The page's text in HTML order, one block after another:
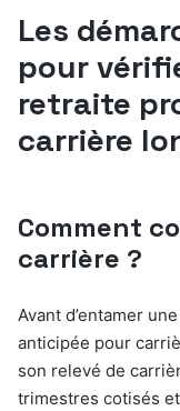
Les
pour
retraite
carrière
Comment
carrière ?
Avant d’entamer
anticipée pour
son relevé de
trimestres cotisés